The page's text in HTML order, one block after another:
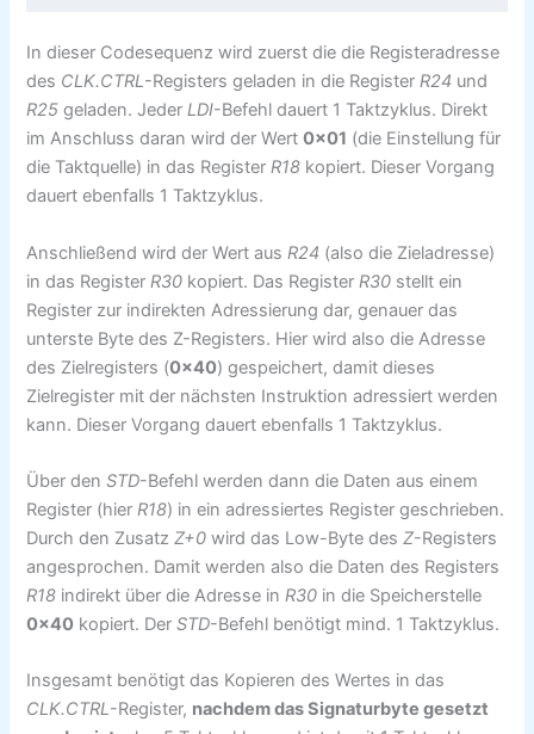
In dieser Codesequenz wird zuerst die die Registeradresse
des CLK.CTRL-Registers geladen in die RegisterR24 und
R25 geladen. JederLDI-Befehl dauert 1 Taktzyklus. Direkt
im Anschluss daran wird der Wert0x01 (die Einstellung für
die Taktquelle) in das RegisterR18 kopiert. Dieser Vorgang
dauert ebenfalls 1 Taktzyklus.
Anschließend wird der Wert aus R24 (also die Zieladresse)
in das Register R30 kopiert. Das Register R30 stellt ein
Register zur indirekten Adressierung dar, genauer das
unterste Byte des Z-Registers. Hier wird also die Adresse
des Zielregisters (0x40) gespeichert, damit dieses
Zielregister mit der nächsten Instruktion adressiert werden
kann. Dieser Vorgang dauert ebenfalls 1 Taktzyklus.
Über denSTD-Befehl werden dann die Daten aus einem
Register (hierR18) in ein adressiertes Register geschrieben.
Durch den ZusatzZ+0 wird das Low-Byte des Z-Registers
angesprochen. Damit werden also die Daten des Registers
R18 indirekt über die Adresse inR30 in die Speicherstelle
0x40 kopiert. DerSTD-Befehl benötigt mind. 1 Taktzyklus.
Insgesamt benötigt das Kopieren des Wertes in das
CLK.CTRL-Register, nachdem das Signaturbyte gesetzt